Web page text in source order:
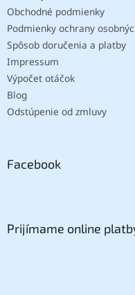
Obchodné podmienky
Podmienky ochrany
Spôsob doručenia a platby
Impressum
Výpočet otáčok
Blog
Odstúpenie od zmluvy
Facebook
Prijímame online